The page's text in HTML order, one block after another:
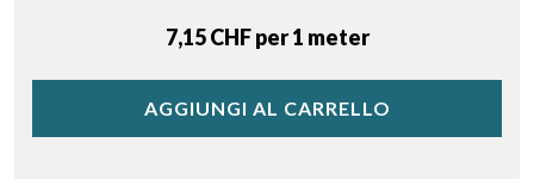
Price
7,15 CHF per 1 meter
AGGIUNGI AL CARRELLO